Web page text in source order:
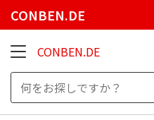
CONBEN.DE
CONBEN.DE